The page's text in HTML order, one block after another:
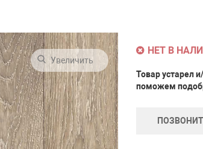
Увеличить
НЕТ В
Товар устарел
поможем